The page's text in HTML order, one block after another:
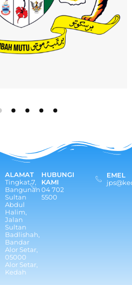
ALAMAT
Tingkat 7,
Bangunan
Sultan
Abdul
Halim,
Jalan
Sultan
Badlishah,
Bandar
Alor Setar,
05000
Alor Setar,
Kedah
HUBUNGI
KAMI
04 702
5500
EMEL